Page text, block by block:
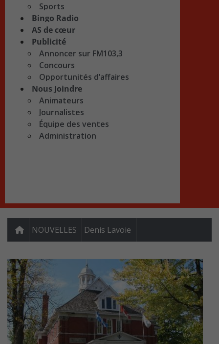
Sports
Bingo Radio
AS de cœur
Publicité
Annoncer sur FM103,3
Concours
Opportunités d’affaires
Nous Joindre
Animateurs
Journalistes
Équipe des ventes
Administration
NOUVELLES Denis Lavoie